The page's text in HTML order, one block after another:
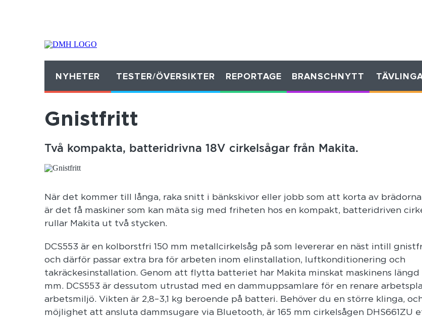
NYHETER TESTER/ÖVERSIKTER REPORTAGE BRANSCHNYTT
Gnistfritt
Två kompakta, batteridrivna 18V cirkelsågar från Makita.
När det kommer till långa, raka snitt i bänkskivor eller jobb som att korta av
är det få maskiner som kan mäta sig med friheten hos en kompakt, batteridriven
rullar Makita ut två stycken.
DCS553 är en kolborstfri 150 mm metallcirkelsåg på som levererar en näst intill
och därför passar extra bra för arbeten inom elinstallation, luftkonditionering och
takräckesinstallation. Genom att flytta batteriet har Makita minskat maskinens längd
mm. DCS553 är dessutom utrustad med en dammuppsamlare för en renare
arbetsmiljö. Vikten är 2,8–3,1 kg beroende på batteri. Behöver du en större klinga,
möjlighet att ansluta dammsugare via Bluetooth, är 165 mm cirkelsågen DHS661ZU